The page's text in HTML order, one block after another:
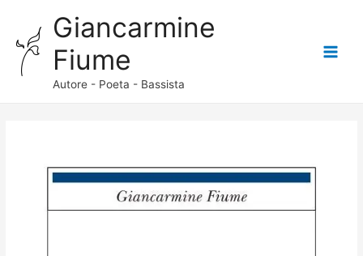
Giancarmine
Fiume
Autore - Poeta - Bassista
Main